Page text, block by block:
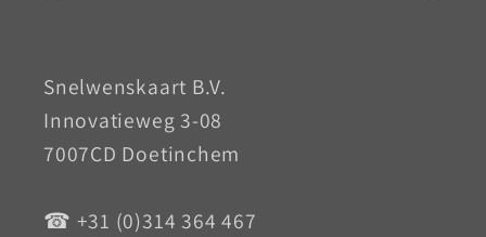
Snelwenskaart B.V.
Innovatieweg 3-08
7007CD Doetinchem
☎ +31 (0)314 364 467